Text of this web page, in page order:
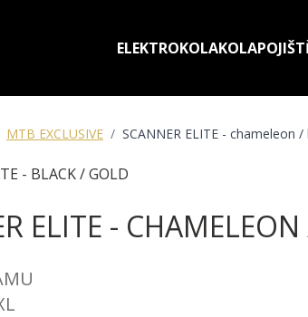
ELEKTROKOLAKOLA
MTB EXCLUSIVE / SCANNER ELITE - chameleon
- BLACK / GOLD
ELITE -